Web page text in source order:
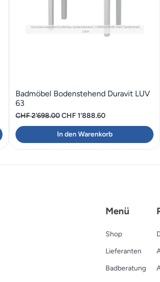
Badmöbel Bodenstehend Duravit LUV
63
CHF2'698.00Ursprünglicher
Preis
war:
CHF1'888.60Aktueller
Preis
ist:
In den Warenkorb
Menü
Shop
Lieferanten
Badberatung